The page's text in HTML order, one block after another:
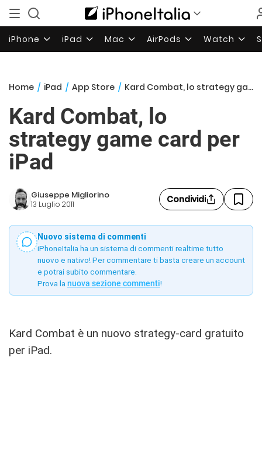
iPhone iPad Mac AirPods Watch
Home / iPad / App Store / Kard Combat, lo strategy game card per iPad
Kard Combat, lo
strategy game card per
iPad
Giuseppe Migliorino
13 Luglio 2011 Condividi
Nuovo sistema di commenti
iPhoneItalia ha un sistema di commenti realtime tutto
nuovo e nativo! Per commentare ti basta creare un account
e potrai subito commentare.
Prova la nuova sezione commenti!
Kard Combat è un nuovo strategy-card gratuito
per iPad.